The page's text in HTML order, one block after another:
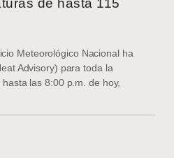
de hasta 115
Meteorológico Nacional ha
Advisory) para toda la
las 8:00 p.m. de hoy,